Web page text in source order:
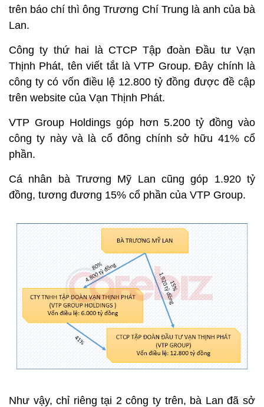
trên báo chí thì ông Trương Chí Trung là anh của bà
Lan.
Công ty thứ hai là CTCP Tập đoàn Đầu tư Vạn
Thịnh Phát, tên viết tắt là VTP Group. Đây chính là
công ty có vốn điều lệ 12.800 tỷ đồng được đề cập
trên website của Vạn Thịnh Phát.
VTP Group Holdings góp hơn 5.200 tỷ đồng vào
công ty này và là cổ đông chính sở hữu 41% cổ
phần.
Cá nhân bà Trương Mỹ Lan cũng góp 1.920 tỷ
đồng, tương đương 15% cổ phần của VTP Group.
Như vậy, chỉ riêng tại 2 công ty trên, bà Lan đã sở